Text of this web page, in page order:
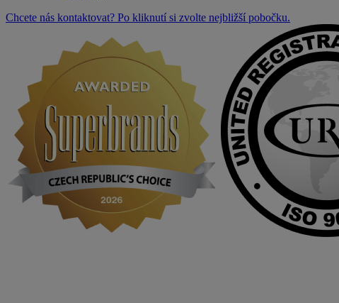
Chcete nás kontaktovat? Po kliknutí si zvolte nejbližší pobočku.